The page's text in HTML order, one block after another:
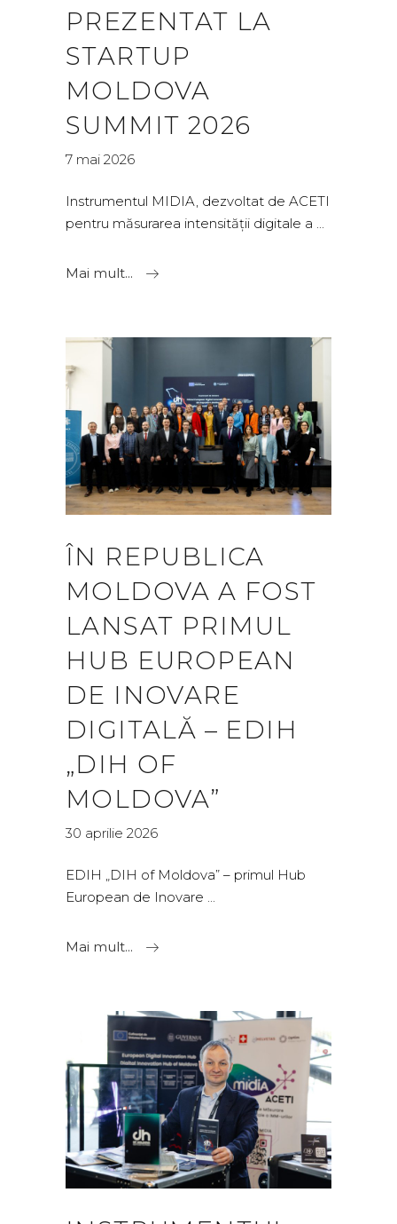
PREZENTAT LA
STARTUP
MOLDOVA
SUMMIT 2026
7 mai 2026
Instrumentul MIDIA, dezvoltat de ACETI
pentru măsurarea intensității digitale a
Mai mult...
ÎN REPUBLICA
MOLDOVA A FOST
LANSAT PRIMUL
HUB EUROPEAN
DE INOVARE
DIGITALĂ – EDIH
„DIH OF
MOLDOVA”
30 aprilie 2026
EDIH „DIH of Moldova” – primul Hub
European de Inovare
Mai mult...